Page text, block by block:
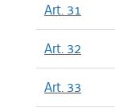
Art. 31
Art. 32
Art. 33